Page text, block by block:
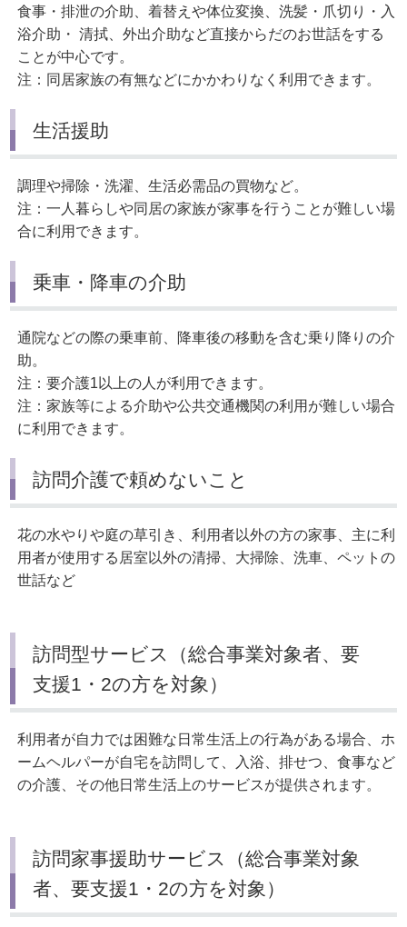
食事・排泄の介助、着替えや体位変換、洗髪・爪切り・入
浴介助・ 清拭、外出介助など直接からだのお世話をする
ことが中心です。
注：同居家族の有無などにかかわりなく利用できます。
生活援助
調理や掃除・洗濯、生活必需品の買物など。
注：一人暮らしや同居の家族が家事を行うことが難しい場
合に利用できます。
乗車・降車の介助
通院などの際の乗車前、降車後の移動を含む乗り降りの介
助。
注：要介護1以上の人が利用できます。
注：家族等による介助や公共交通機関の利用が難しい場合
に利用できます。
訪問介護で頼めないこと
花の水やりや庭の草引き、利用者以外の方の家事、主に利
用者が使用する居室以外の清掃、大掃除、洗車、ペットの
世話など
訪問型サービス（総合事業対象者、要
支援1・2の方を対象）
利用者が自力では困難な日常生活上の行為がある場合、ホ
ームヘルパーが自宅を訪問して、入浴、排せつ、食事など
の介護、その他日常生活上のサービスが提供されます。
訪問家事援助サービス（総合事業対象
者、要支援1・2の方を対象）